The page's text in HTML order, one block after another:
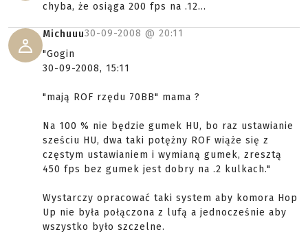
chyba, że osiąga 200 fps na .12...
Michuuu30-09-2008 @ 20:11
"Gogin
30-09-2008, 15:11
"mają ROF rzędu 70BB" mama ?
Na 100 % nie będzie gumek HU, bo raz ustawianie
sześciu HU, dwa taki potężny ROF wiąże się z
częstym ustawianiem i wymianą gumek, zresztą
450 fps bez gumek jest dobry na .2 kulkach."
Wystarczy opracować taki system aby komora Hop
Up nie była połączona z lufą a jednocześnie aby
wszystko było szczelne.